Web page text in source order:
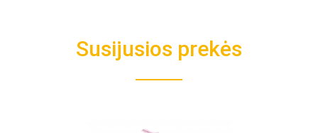
Susijusios prekės